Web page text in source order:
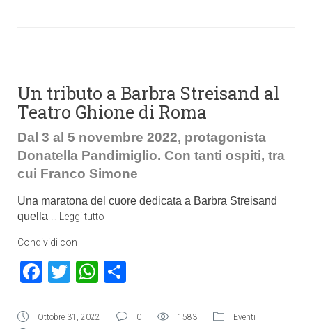
Un tributo a Barbra Streisand al
Teatro Ghione di Roma
Dal 3 al 5 novembre 2022, protagonista
Donatella Pandimiglio. Con tanti ospiti, tra
cui Franco Simone
Una maratona del cuore dedicata a Barbra Streisand
quella
Leggi tutto
Condividi con
Facebook
TwitterWhatsApp
Ottobre 31, 2022 0 1583
Eventi